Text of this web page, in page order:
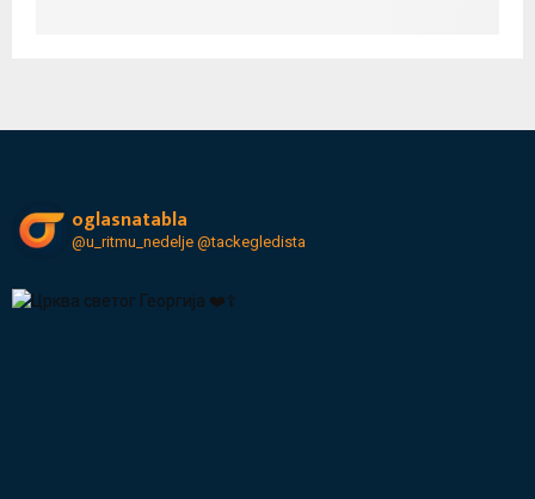
oglasnatabla
@u_ritmu_nedelje @tackegledista